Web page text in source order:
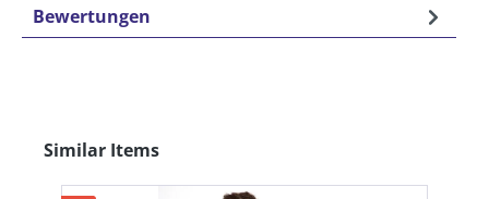
Bewertungen
Produktgalerie überspringen
Similar Items